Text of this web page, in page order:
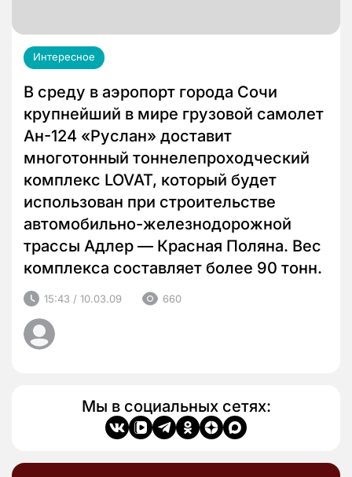
Интересное
В среду в аэропорт города Сочи
крупнейший в мире грузовой самолет
Ан-124 «Руслан» доставит
многотонный тоннелепроходческий
комплекс LOVAT, который будет
использован при строительстве
автомобильно-железнодорожной
трассы Адлер — Красная Поляна. Вес
комплекса составляет более 90 тонн.
15:43 / 10.03.09 660
Мы в социальных сетях: